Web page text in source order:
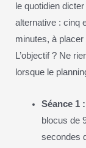
le quotidien
alternative : cinq
minutes, à
L’objectif ? Ne
lorsque le
Séance 1
blocus de
secondes